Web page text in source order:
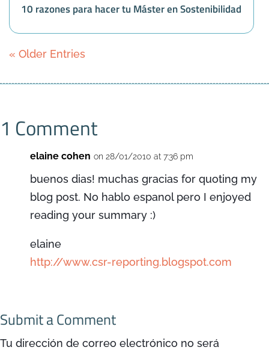
10 razones para hacer tu Máster en Sostenibilidad
« Older Entries
1 Comment
elaine cohen on 28/01/2010 at 7:36 pm
buenos dias! muchas gracias for quoting my
blog post. No hablo espanol pero I enjoyed
reading your summary :)
elaine
http://www.csr-reporting.blogspot.com
Submit a Comment
Tu dirección de correo electrónico no será